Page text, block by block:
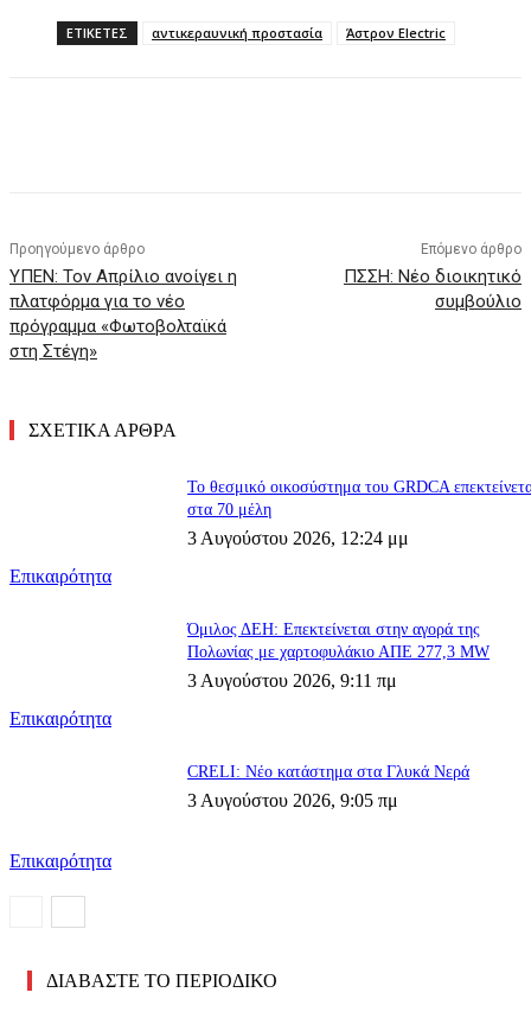
ΕΤΙΚΕΤΕΣ αντικεραυνική προστασία Άστρον Electric
Προηγούμενο άρθρο
ΥΠΕΝ: Τον Απρίλιο ανοίγει η
πλατφόρμα για το νέο
πρόγραμμα «Φωτοβολταϊκά
στη Στέγη»
Επόμενο άρθρο
ΠΣΣΗ: Νέο διοικητικό
συμβούλιο
ΣΧΕΤΙΚΑ ΑΡΘΡΑ
Επικαιρότητα
Το θεσμικό οικοσύστημα του GRDCA
στα 70 μέλη
3 Αυγούστου 2026, 12:24 μμ
Επικαιρότητα
Όμιλος ΔΕΗ: Επεκτείνεται στην αγορά της
Πολωνίας με χαρτοφυλάκιο ΑΠΕ 277,3 MW
3 Αυγούστου 2026, 9:11 πμ
Επικαιρότητα
CRELI: Νέο κατάστημα στα Γλυκά Νερά
3 Αυγούστου 2026, 9:05 πμ
ΔΙΑΒΑΣΤΕ ΤΟ ΠΕΡΙΟΔΙΚΟ